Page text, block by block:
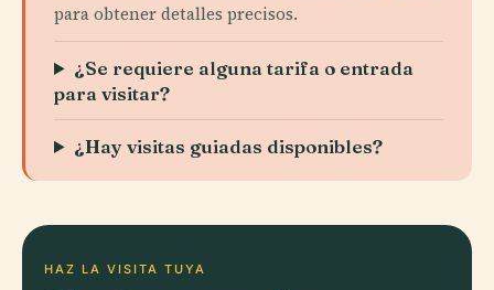
para obtener detalles precisos.
¿Se requiere alguna tarifa o entrada
para visitar?
¿Hay visitas guiadas disponibles?
HAZ LA VISITA TUYA